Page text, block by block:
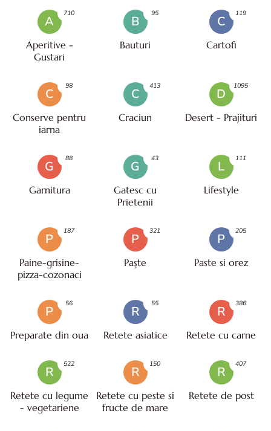
A
Aperitive -
Gustari
710
B
Bauturi
95
C
Cartofi
119
C
Conserve pentru
iarna
98
C
Craciun
413
D
Desert - Prajituri
1095
G
Garnitura
88
G
Gatesc cu
Prietenii
43
L
Lifestyle
111
P
Paine-grisine-
pizza-cozonaci
187
P
Paşte
321
P
Paste si orez
205
P
Preparate din oua
56
R
Retete asiatice
55
R
Retete cu carne
386
R
Retete cu legume
- vegetariene
522
R
Retete cu peste si
fructe de mare
150
R
Retete de post
407